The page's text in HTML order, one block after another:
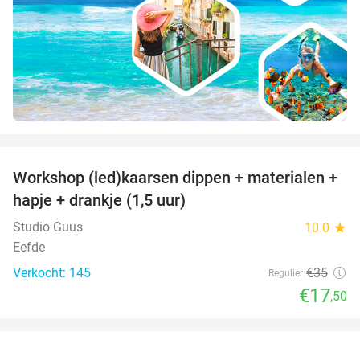
50%
Workshop (led)kaarsen dippen + materialen +
hapje + drankje (1,5 uur)
Studio Guus 10.0 star
Eefde
Verkocht: 145
Regulier €35
€17,50